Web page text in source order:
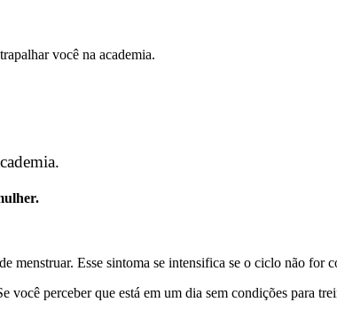
você na academia.
menstruar. Esse sintoma se intensifica se o ciclo não for
você perceber que está em um dia sem condições para